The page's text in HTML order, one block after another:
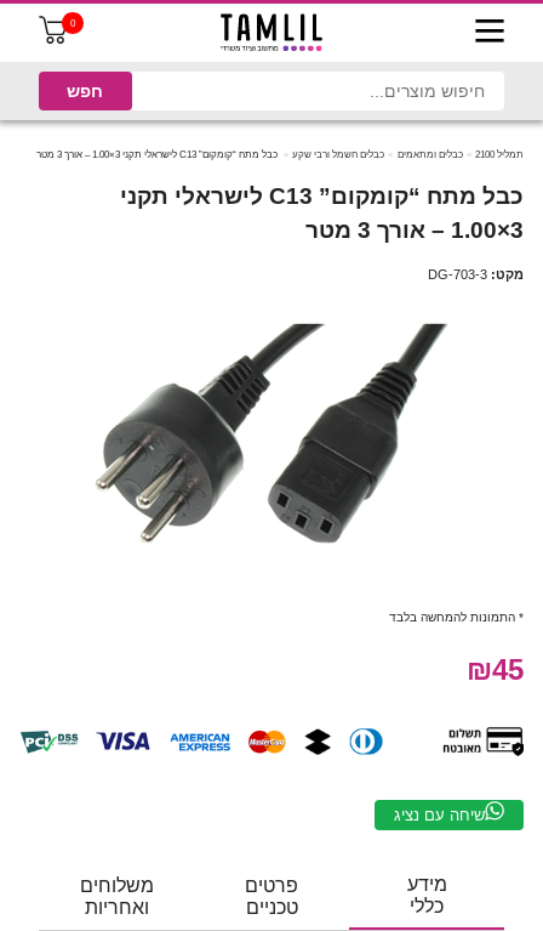
0
תמליל 2100 כבלים ומתאמים כבלים חשמל ורבי שקע כבל מתח “קומקום” C13 לישראלי תקני 3×1.00 – אורך 3 מטר
כבל מתח “קומקום” C13 לישראלי תקני
3×1.00 – אורך 3 מטר
מקט: DG-703-3
* התמונות להמחשה בלבד
₪45
שיחה עם נציג
מידע
כללי
פרטים
טכניים
משלוחים
ואחריות